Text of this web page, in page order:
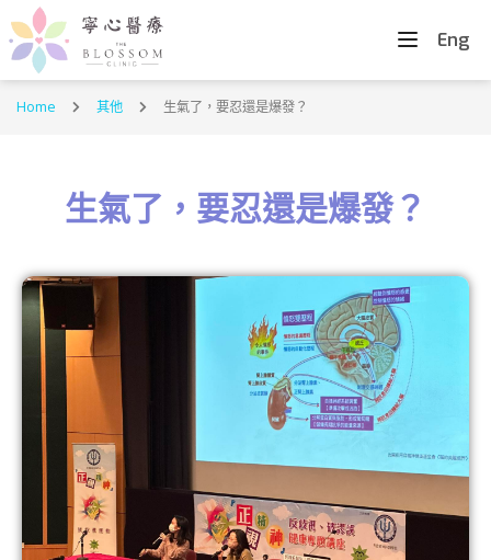
Eng
Home 其他 生氣了，要忍還是爆發？
生氣了，要忍還是爆發？